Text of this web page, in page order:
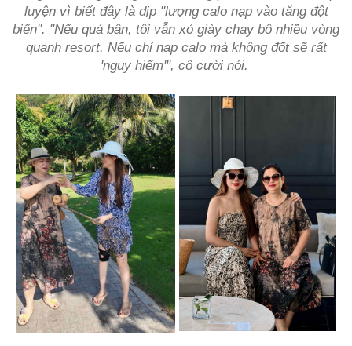
luyện vì biết đây là dịp "lượng calo nạp vào tăng đột
biến". "Nếu quá bận, tôi vẫn xỏ giày chạy bộ nhiều vòng
quanh resort. Nếu chỉ nạp calo mà không đốt sẽ rất
'nguy hiểm'", cô cười nói.